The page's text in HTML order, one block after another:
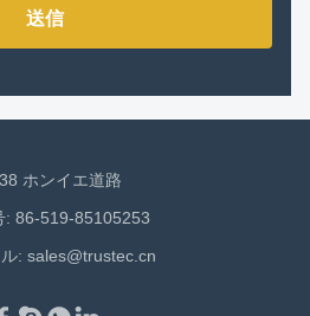
送信
ホンイエ道路
: 86-519-85105253
: sales@trustec.cn